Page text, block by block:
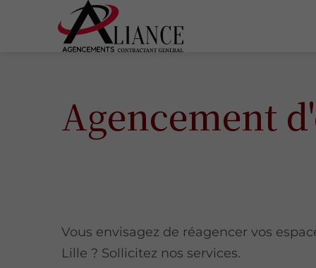
Agencement
Vous envisagez de réagencer vos
Lille ? Sollicitez nos services.